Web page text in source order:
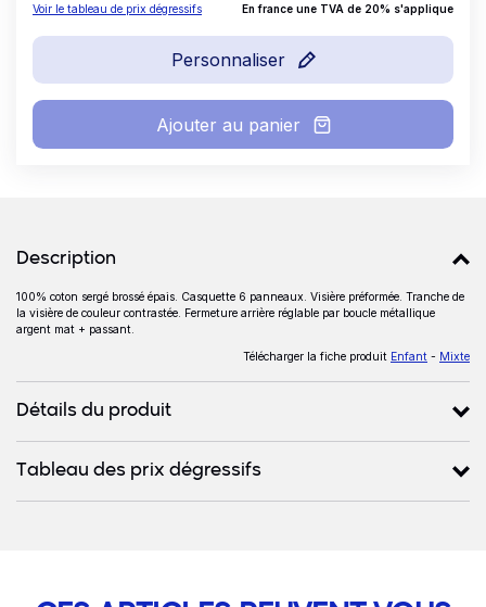
Voir le tableau de prix dégressifs En france une TVA de 20% s'applique
Personnaliser
Ajouter au panier
Détails produits
Description
Description
100% coton sergé brossé épais. Casquette 6 panneaux. Visière préformée. Tranche de
la visière de couleur contrastée. Fermeture arrière réglable par boucle métallique
argent mat + passant.
Télécharger la fiche produit Enfant - Mixte
Détails du produit
Tableau des prix dégressifs